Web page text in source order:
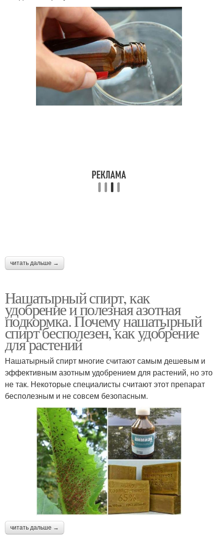
Спирт для плодовых
деревьев
Спирт в саду
Спирт для огурцов
читать дальше →
Нашатырный спирт, как
удобрение и полезная азотная
подкормка. Почему нашатырный
спирт бесполезен, как удобрение
для растений
Нашатырный спирт многие считают самым дешевым и
эффективным азотным удобрением для растений, но это
не так. Некоторые специалисты считают этот препарат
бесполезным и не совсем безопасным.
читать дальше →